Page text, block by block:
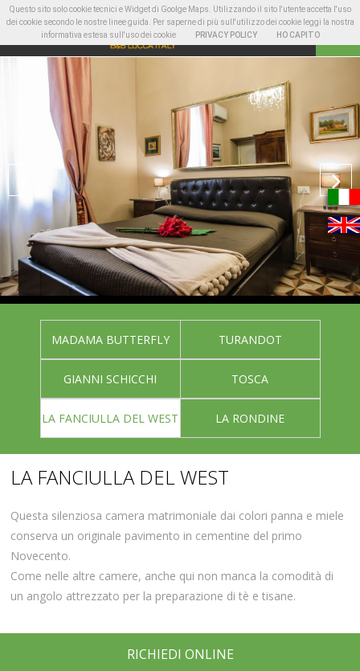
MADAMA BUTTERFLY TURANDOT
GIANNI SCHICCHI TOSCA
LA FANCIULLA DEL WEST LA RONDINE
LA FANCIULLA DEL WEST
Questa silenziosa camera matrimoniale dai colori panna e miele
conserva un originale pavimento in cementine del primo
Novecento.
Come nelle altre camere, anche qui non manca la comodità di
un angolo attrezzato per la preparazione di tè e tisane.
RICHIEDI ONLINE
Questo sito solo cookie tecnici e Widget di Goolge Maps. Utilizzando il sito l'utente accetta l'uso
dei cookie secondo le nostre linee guida. Per saperne di più sull'utilizzo dei cookie leggi la nostra
informativa estesa sull'uso dei cookie
PRIVACY POLICY HO CAPITO